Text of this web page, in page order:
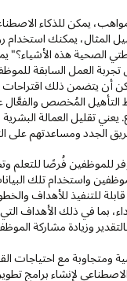
يمكن للذكاء
يمكنك استخدام
الصحية هذه الأشياء؟"
العمل السابقة
المُخصص والفعَّال
تقليل العمالة البشرية
الجدد ومساعدتهم
للموظفين فُرصًا للتعلم
واستخدام تلك
للتنفيذ للأهداف
بما في ذلك الأهداف
وزيادة مشاركة
مع احتياجات
لإنشاء برامج